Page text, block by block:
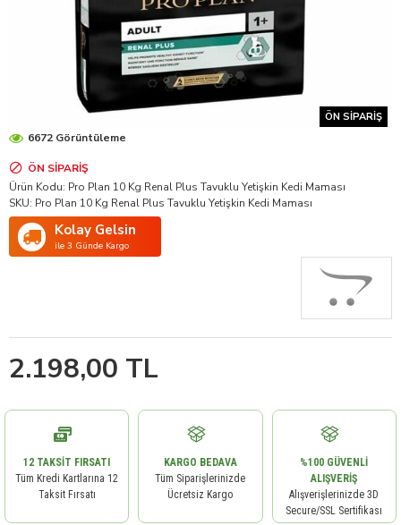
ÖN SIPARIŞ
2.198,00 TL
ÖN SIPARIŞ
Ürün Kodu: Pro Plan 10 Kg Renal Plus Tavuklu Yetişkin Kedi Maması
SKU: Pro Plan 10 Kg Renal Plus Tavuklu Yetişkin Kedi Maması
Kolay Gelsin
ile 3 Günde Kargo
6672 Görüntüleme
12 TAKSIT FIRSATI
Tüm Kredi Kartlarına 12
Taksit Fırsatı
KARGO BEDAVA
Tüm Siparişlerinizde
Ücretsiz Kargo
%100 GÜVENLI
ALIŞVERIŞ
Alışverişlerinizde 3D
Secure/SSL Sertifikası